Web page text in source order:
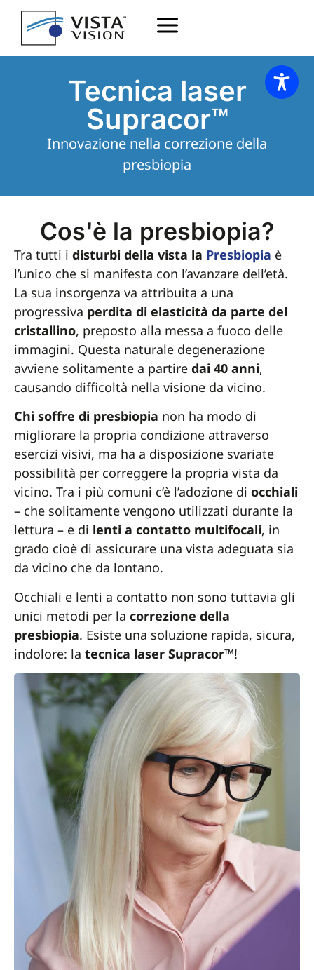
Tecnica laser
Supracor™
Innovazione nella correzione della
presbiopia
Cos'è la presbiopia?
Tra tutti i disturbi della vista la Presbiopia è
l’unico che si manifesta con l’avanzare dell’età.
La sua insorgenza va attribuita a una
progressiva perdita di elasticità da parte del
cristallino, preposto alla messa a fuoco delle
immagini. Questa naturale degenerazione
avviene solitamente a partire dai 40 anni,
causando difficoltà nella visione da vicino.
Chi soffre di presbiopia non ha modo di
migliorare la propria condizione attraverso
esercizi visivi, ma ha a disposizione svariate
possibilità per correggere la propria vista da
vicino. Tra i più comuni c’è l’adozione di occhiali
– che solitamente vengono utilizzati durante la
lettura – e di lenti a contatto multifocali, in
grado cioè di assicurare una vista adeguata sia
da vicino che da lontano.
Occhiali e lenti a contatto non sono tuttavia gli
unici metodi per la correzione della
presbiopia. Esiste una soluzione rapida, sicura,
indolore: la tecnica laser Supracor™!